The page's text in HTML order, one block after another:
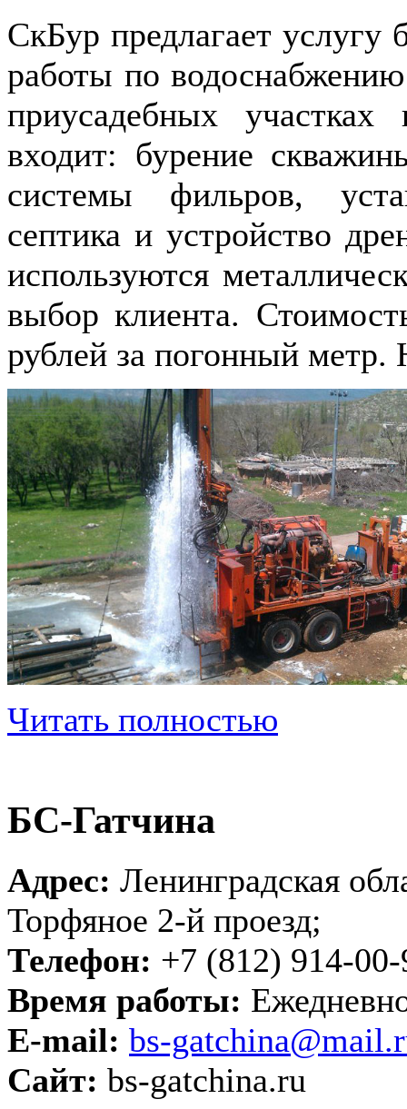
СкБур предлагает
работы по
приусадебных
входит: бурение
системы фильров,
септика и устройство
используются
выбор клиента.
рублей за погонный метр.
Читать полностью
БС-Гатчина
Адрес: Ленинградская
Торфяное 2-й проезд;
Телефон: +7 (812) 914-
Время работы:
E-mail: bs-
Сайт: bs-gatchina.ru